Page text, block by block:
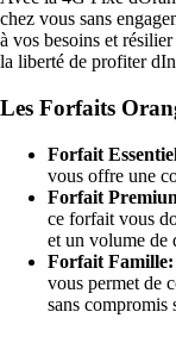
chez vous sans
à vos besoins et
la liberté de profiter
Les Forfaits
Forfait
vous offre une
Forfait
ce forfait vous
et un volume de
Forfait Famille:
vous permet de
sans compromis